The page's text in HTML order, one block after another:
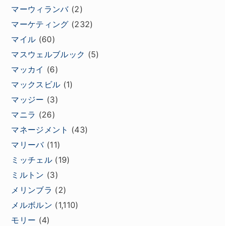
マーウィランバ(2)
マーケティング (232)
マイル (60)
マスウェルブルック (5)
マッカイ (6)
マックスビル (1)
マッジー (3)
マニラ (26)
マネージメント (43)
マリーバ(11)
ミッチェル (19)
ミルトン (3)
メリンブラ (2)
メルボルン (1,110)
モリー (4)